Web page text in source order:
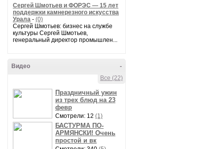
Сергей Шмотьев и ФОРЭС — 15 лет
поддержки камнерезного искусства
Урала - (0)
Сергей Шмотьев: бизнес на службе
культуры Сергей Шмотьев,
генеральный директор промышлен...
-
Видео
Все (22)
Праздничный ужин
из трех блюд на 23
февр
Смотрели: 12 (1)
БАСТУРМА ПО-
АРМЯНСКИ! Очень
простой и вк